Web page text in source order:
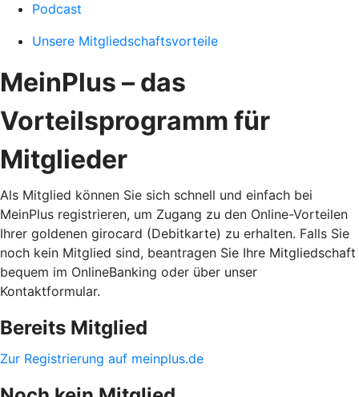
Podcast
Unsere Mitgliedschaftsvorteile
MeinPlus – das
Vorteilsprogramm für
Mitglieder
Als Mitglied können Sie sich schnell und einfach bei
MeinPlus registrieren, um Zugang zu den Online-Vorteilen
Ihrer goldenen girocard (Debitkarte) zu erhalten. Falls Sie
noch kein Mitglied sind, beantragen Sie Ihre Mitgliedschaft
bequem im OnlineBanking oder über unser
Kontaktformular.
Bereits Mitglied
Zur Registrierung auf meinplus.de